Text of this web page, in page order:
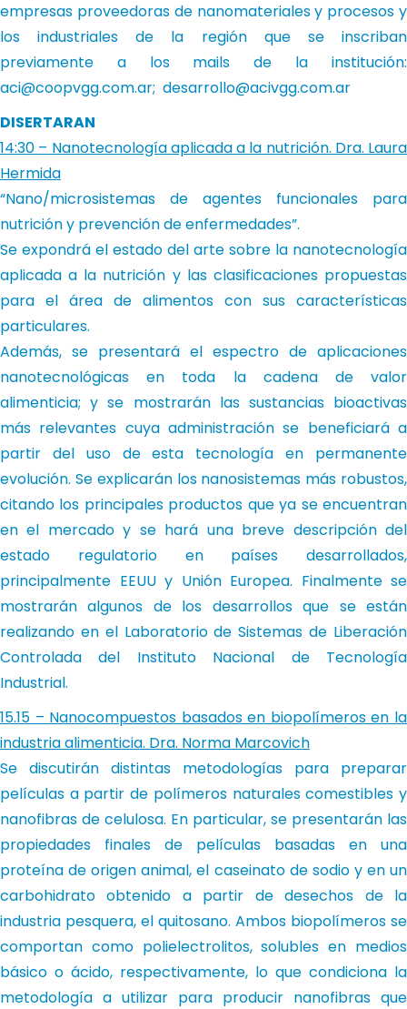
empresas proveedoras de nanomateriales y procesos y
los industriales de la región que se inscriban
previamente a los mails de la institución:
aci@coopvgg.com.ar; desarrollo@acivgg.com.ar
DISERTARAN
14:30 – Nanotecnología aplicada a la nutrición. Dra. Laura
Hermida
“Nano/microsistemas de agentes funcionales para
nutrición y prevención de enfermedades”.
Se expondrá el estado del arte sobre la nanotecnología
aplicada a la nutrición y las clasificaciones propuestas
para el área de alimentos con sus características
particulares.
Además, se presentará el espectro de aplicaciones
nanotecnológicas en toda la cadena de valor
alimenticia; y se mostrarán las sustancias bioactivas
más relevantes cuya administración se beneficiará a
partir del uso de esta tecnología en permanente
evolución. Se explicarán los nanosistemas más robustos,
citando los principales productos que ya se encuentran
en el mercado y se hará una breve descripción del
estado regulatorio en países desarrollados,
principalmente EEUU y Unión Europea. Finalmente se
mostrarán algunos de los desarrollos que se están
realizando en el Laboratorio de Sistemas de Liberación
Controlada del Instituto Nacional de Tecnología
Industrial.
15.15 – Nanocompuestos basados en biopolímeros en la
industria alimenticia. Dra. Norma Marcovich
Se discutirán distintas metodologías para preparar
películas a partir de polímeros naturales comestibles y
nanofibras de celulosa. En particular, se presentarán las
propiedades finales de películas basadas en una
proteína de origen animal, el caseinato de sodio y en un
carbohidrato obtenido a partir de desechos de la
industria pesquera, el quitosano. Ambos biopolímeros se
comportan como polielectrolitos, solubles en medios
básico o ácido, respectivamente, lo que condiciona la
metodología a utilizar para producir nanofibras que